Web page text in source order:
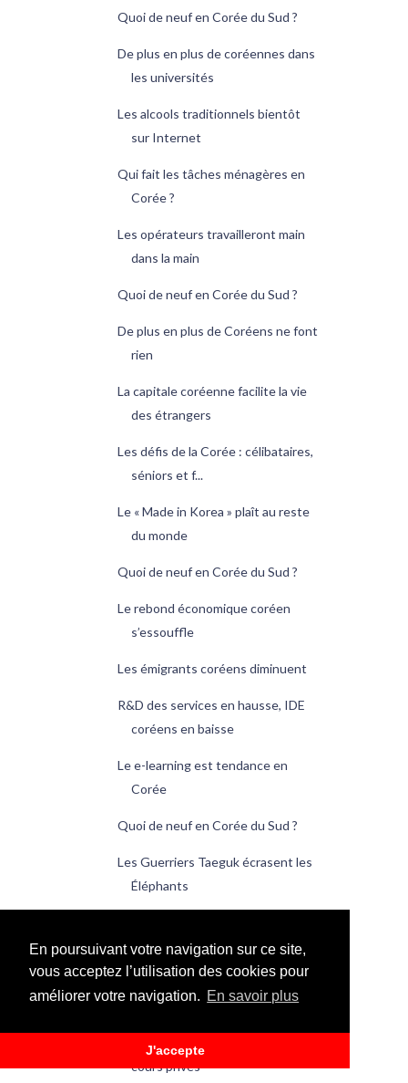
En poursuivant votre navigation sur ce site,
vous acceptez l’utilisation des cookies pour
améliorer votre navigation. En savoir plus
J'accepte
Quoi de neuf en Corée du Sud ?
De plus en plus de coréennes dans
les universités
Les alcools traditionnels bientôt
sur Internet
Qui fait les tâches ménagères en
Corée ?
Les opérateurs travailleront main
dans la main
Quoi de neuf en Corée du Sud ?
De plus en plus de Coréens ne font
rien
La capitale coréenne facilite la vie
des étrangers
Les défis de la Corée : célibataires,
séniors et f...
Le « Made in Korea » plaît au reste
du monde
Quoi de neuf en Corée du Sud ?
Le rebond économique coréen
s’essouffle
Les émigrants coréens diminuent
R&D des services en hausse, IDE
coréens en baisse
Le e-learning est tendance en
Corée
Quoi de neuf en Corée du Sud ?
Les Guerriers Taeguk écrasent les
Éléphants
de porc
Du pouce à l’index, il n’y a qu’un
doigt
En Corée, mieux vaut éviter les
cours privés